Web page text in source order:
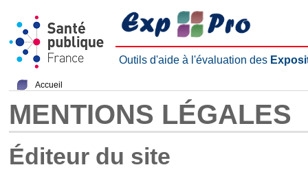
Outils d'aide à l'évaluation des
Accueil
MENTIONS LÉGALES
Éditeur du site